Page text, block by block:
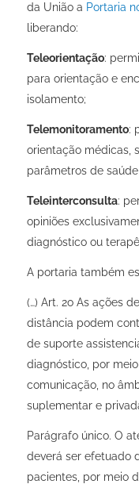
da União a Portaria n
liberando:
Teleorientação:
para orientação e
isolamento;
Telemonitoramento:
orientação médicas,
parâmetros de
Teleinterconsulta:
opiniões
diagnóstico ou
A portaria também
(…) Art. 2o As ações
distância podem
de suporte
diagnóstico, por
comunicação, no
suplementar e
Parágrafo único. O
deverá ser efetuado
pacientes, por meio